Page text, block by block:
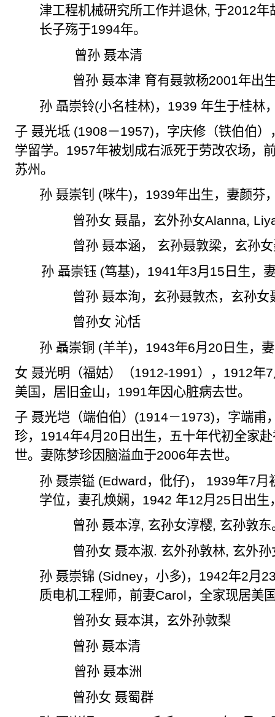
津工程机械研究所工作并退休, 于2012年
长子殇于1994年。
曾孙 聂本清
曾孙 聂本津 育有聂敦杨2001年出
孙 聶崇铃(小名桂林)， 1939 年生于桂林
子 聂光坻 (1908－1957)，字庆修（铁伯伯）
学留学。 1957年被划成右派死于劳改农场，
苏州。
孙 聂崇钊 (咪牛)， 1939年出生，妻颜芬
曾孙女 聂晶，玄外孙女Alanna,
曾孙 聂本涵， 玄孙聂敦梁，玄孙
孙 聶崇钰(笃基)， 1941年3月 15 日生，
曾孙 聂本洵，玄孙聂敦杰，玄孙女
曾孙女 沁恬
孙 聶崇铜 (羊羊)， 1943年6月 20 日生，妻
女 聂光明（福姑）（1912-1991）， 1912年7
美国，居旧金山， 1991年因心脏病去世。
子 聂光垲 （端伯伯） (1914－1973)，字端甫
珍， 1914年4月 20 日出生，五十年代初全家
世。妻陈梦珍因脑溢血于2006年去世。
孙 聂崇镒 (Edward，仳仔)， 1939年7月
学位，妻孔焕娴， 1942 年12月 25 日出生
曾孙 聂本淳, 玄孙女淳樱, 玄孙敦东
曾孙女 聂本淑. 玄外孙敦林, 玄外
孙 聂崇锦 (Sidney，小多)， 1942年2月
质电机工程师，前妻Carol，全家现居美
曾孙女 聂本淇，玄外孙敦梨
曾孙 聂本清
曾孙 聂本洲
曾孙女 聂蜀群